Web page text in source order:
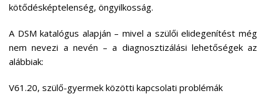
kötődésképtelenség, öngyilkosság.
A DSM katalógus alapján – mivel a szülői elidegenítést még
nem nevezi a nevén – a diagnosztizálási lehetőségek az
alábbiak:
V61.20, szülő-gyermek közötti kapcsolati problémák